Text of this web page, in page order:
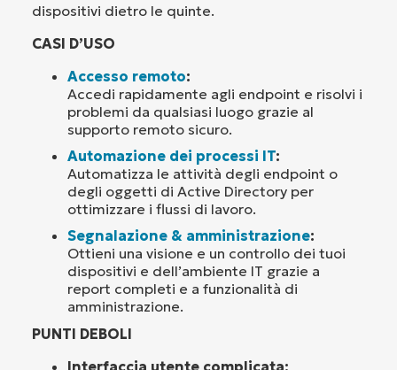
dispositivi dietro le quinte.
CASI D’USO
Accesso remoto:
Accedi rapidamente agli endpoint e risolvi i
problemi da qualsiasi luogo grazie al
supporto remoto sicuro.
Automazione dei processi IT:
Automatizza le attività degli endpoint o
degli oggetti di Active Directory per
ottimizzare i flussi di lavoro.
Segnalazione & amministrazione:
Ottieni una visione e un controllo dei tuoi
dispositivi e dell’ambiente IT grazie a
report completi e a funzionalità di
amministrazione.
PUNTI DEBOLI